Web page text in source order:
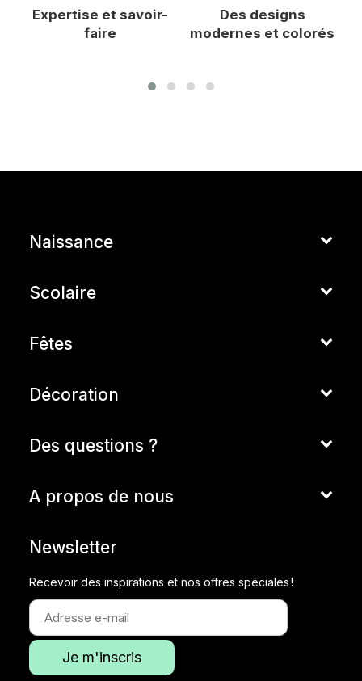
Expertise et savoir-
faire
Des designs
modernes et colorés
Naissance
Scolaire
Fêtes
Décoration
Des questions ?
A propos de nous
Newsletter
Recevoir des inspirations et nos offres spéciales !